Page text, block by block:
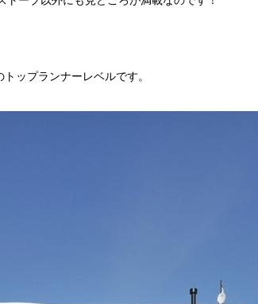
ップランナーレベルです。